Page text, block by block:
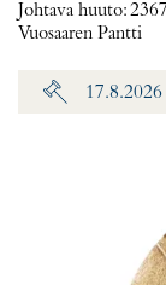
Johtava huuto:
Vuosaaren Pantti